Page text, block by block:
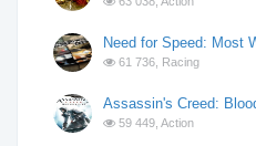
Need for Speed: Most
61 736, Racing
Assassin's Creed:
59 449,Action